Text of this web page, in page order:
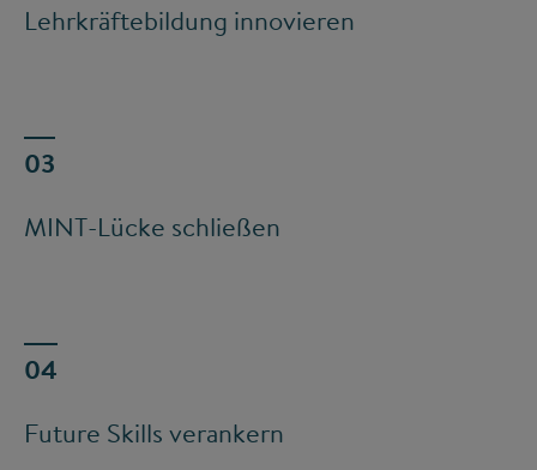
Lehrkräftebildung innovieren
MINT-Lücke schließen
Future Skills verankern